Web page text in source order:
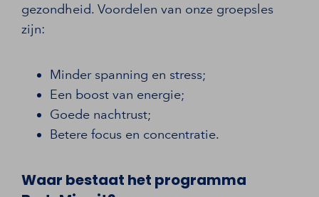
gezondheid. Voordelen van onze groepsles
zijn:
Minder spanning en stress;
Een boost van energie;
Goede nachtrust;
Betere focus en concentratie.
Waar bestaat het programma